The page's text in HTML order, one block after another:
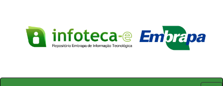
Skip